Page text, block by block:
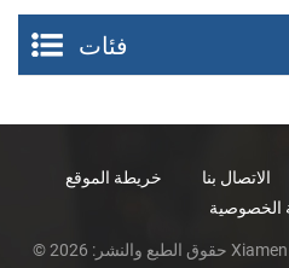
فئات
الاتصال بنا خريطة الموقع
الخصوصية
© حقوق الطبع والنشر: 2026 Xiamen Cashino Technology Co., Ltd.